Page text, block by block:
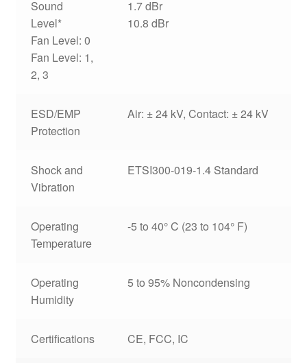
Sound
Level*
Fan Level: 0
Fan Level: 1,
2, 3
1.7 dBr
10.8 dBr
ESD/EMP
Protection
Air: ± 24 kV, Contact: ± 24 kV
Shock and
Vibration
ETSI300-019-1.4 Standard
Operating
Temperature
-5 to 40° C (23 to 104° F)
Operating
Humidity
5 to 95% Noncondensing
Certifications CE, FCC, IC